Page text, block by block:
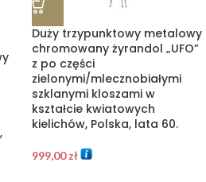
Duży trzypunktowy metalowy
chromowany żyrandol „UFO”
z po części
zielonymi/mlecznobiałymi
szklanymi kloszami w
kształcie kwiatowych
kielichów, Polska, lata 60.
999,00zł